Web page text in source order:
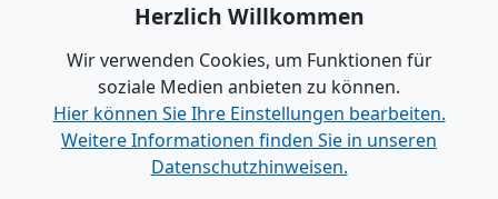
Herzlich Willkommen
Wir verwenden Cookies, um Funktionen für
soziale Medien anbieten zu können.
Hier können Sie Ihre Einstellungen bearbeiten.
Weitere Informationen finden Sie in unseren
Datenschutzhinweisen.